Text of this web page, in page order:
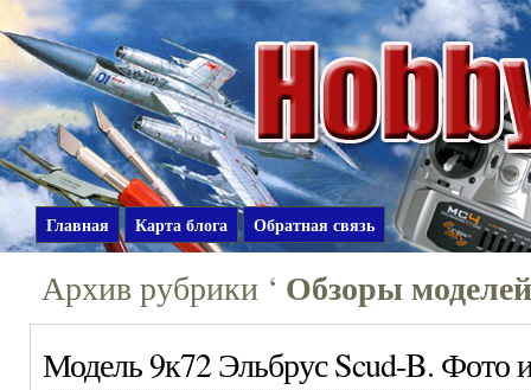
Главная Карта блога Обратная связь
Архив рубрики ‘ Обзоры
Модель 9к72 Эльбрус Scud-B. Фото